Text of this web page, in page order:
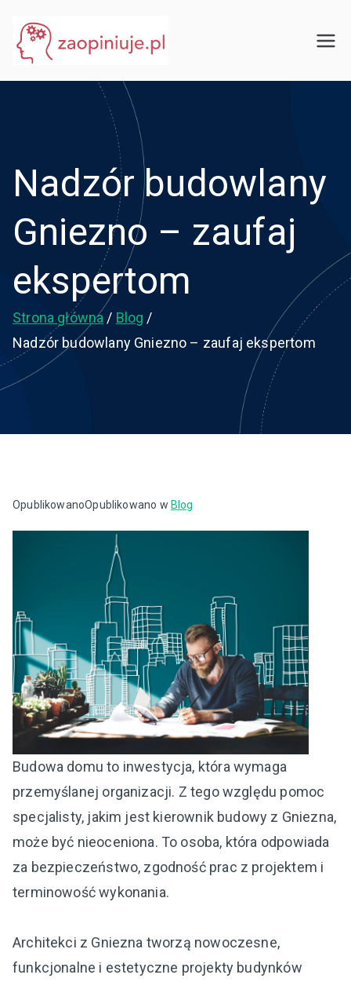
treści
Nadzór budowlany
Gniezno – zaufaj
ekspertom
Strona główna
Blog
Nadzór budowlany Gniezno – zaufaj ekspertom
OpublikowanoOpublikowano w Blog
Budowa domu to inwestycja, która wymaga
przemyślanej organizacji. Z tego względu pomoc
specjalisty, jakim jest kierownik budowy z Gniezna,
może być nieoceniona. To osoba, która odpowiada
za bezpieczeństwo, zgodność prac z projektem i
terminowość wykonania.
Architekci z Gniezna tworzą nowoczesne,
funkcjonalne i estetyczne projekty budynków